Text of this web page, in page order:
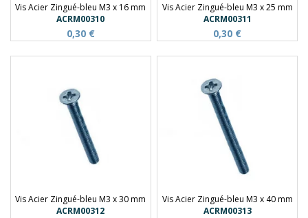
Vis Acier Zingué-bleu M3 x 16 mm
ACRM00310
0,30 €
Vis Acier Zingué-bleu M3 x 25 mm
ACRM00311
0,30 €
Vis Acier Zingué-bleu M3 x 30 mm
ACRM00312
Vis Acier Zingué-bleu M3 x 40 mm
ACRM00313